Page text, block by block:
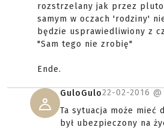
rozstrzelany jak przez
samym w oczach 'rodziny'
będzie usprawiedliwiony z
"Sam tego nie zrobię"
Ende.
GuloGulo22-02-2016 @
Ta sytuacja może mieć
był ubezpieczony na